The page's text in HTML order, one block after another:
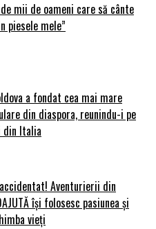
mii de oameni care să cânte
piesele mele”
a fondat cea mai mare
din diaspora, reunindu-i pe
din Italia
Aventurierii din
își folosesc pasiunea și
vieți